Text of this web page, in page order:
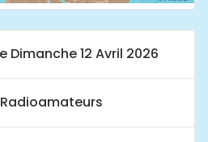
Dimanche 12 Avril 2026